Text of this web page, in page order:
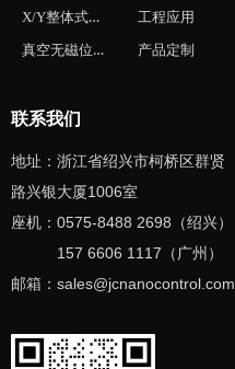
联系我们
地址：浙江省绍兴市柯桥区群贤
路兴银大厦1006室
座机：0575-8488 2698（绍兴）
157 6606 1117（广州）
邮箱：sales@jcnanocontrol .com
工程应用
产品定制
X/Y整体式位移台
真空无磁位移台